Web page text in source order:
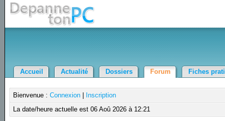
Accueil Actualité Dossiers Forum Fiches
Bienvenue :Connexion
Inscription
La date/heure actuelle est 06 Aoû 2026 à 12:21